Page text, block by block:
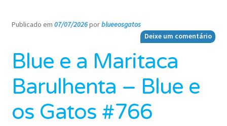
Publicado em 07/07/2026porblueeosgatos
Deixe um comentário
Blue e a Maritaca
Barulhenta – Blue e
os Gatos #766